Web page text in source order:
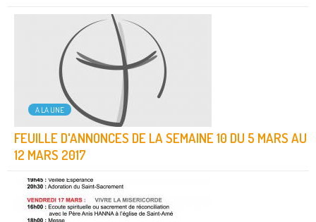
A LA UNE
FEUILLE D'ANNONCES DE LA SEMAINE 10 DU 5 MARS AU
12 MARS 2017